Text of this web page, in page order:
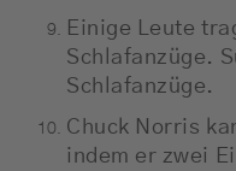
Einige Leute
Schlafanzüge.
Schlafanzüge.
Chuck Norris
indem er zwei